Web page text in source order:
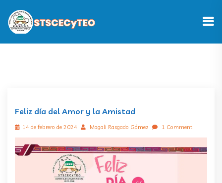
Feliz día del Amor y la Amistad
14 de febrero de 2024 Magali Rasgado Gómez 1 Comment